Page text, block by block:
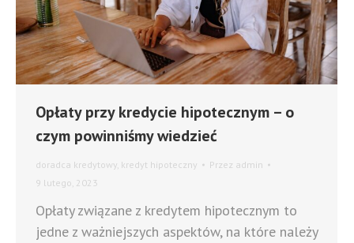
Opłaty przy kredycie hipotecznym – o
czym powinniśmy wiedzieć
doradca kredytowy kredyt hipoteczny Przez admin
9 lutego, 2023
Opłaty związane z kredytem hipotecznym to
jedne z ważniejszych aspektów, na które należy